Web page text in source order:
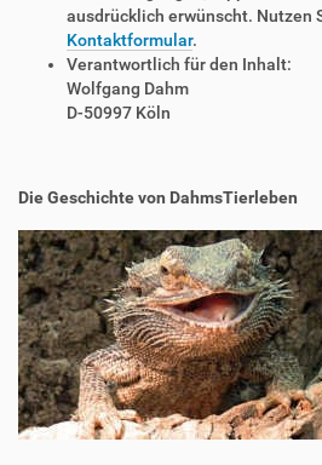
ausdrücklich erwünscht. Nutzen
Kontaktformular.
Verantwortlich für den Inhalt:
Wolfgang Dahm
D-50997 Köln
Die Geschichte von DahmsTierleben